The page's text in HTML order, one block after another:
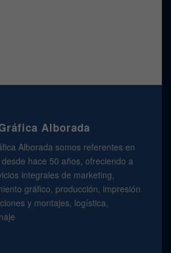
Alborada
Alborada somos referentes en
hace 50 años, ofreciendo a
integrales de marketing,
gráfico, producción, impresión
y montajes, logística,